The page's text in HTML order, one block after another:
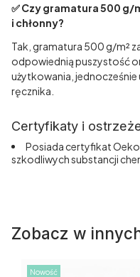
✅ Czy gramatura 500 g/
i chłonny?
Tak, gramatura 500 g/m²
odpowiednią puszystość
użytkowania, jednocześnie
ręcznika.
Certyfikaty i
Posiada certyfikat
szkodliwych substancji
Zobacz w
Nowość